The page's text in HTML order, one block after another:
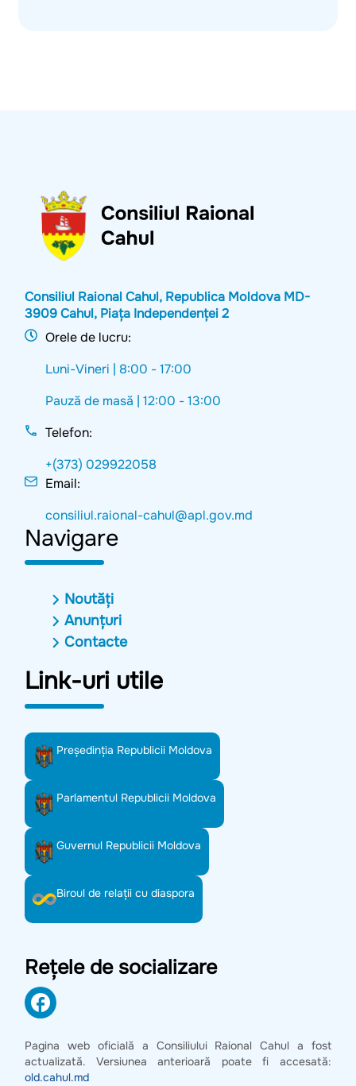
Consiliul Raional Cahul, Republica Moldova MD-
3909 Cahul, Piața Independenței 2
Orele de lucru:
Luni-Vineri | 8:00 - 17:00
Pauză de masă |12:00 - 13:00
Telefon:
+(373) 029922058
Email:
consiliul.raional-cahul@apl.gov.md
Navigare
Noutăți
Anunțuri
Contacte
Link-uri utile
Preşedinţia Republicii Moldova
Parlamentul Republicii Moldova
Guvernul Republicii Moldova
Biroul de relații cu diaspora
Rețele de socializare
Pagina web oficială a Consiliului Raional Cahul a fost
actualizată. Versiunea anterioară poate fi accesată:
old.cahul.md